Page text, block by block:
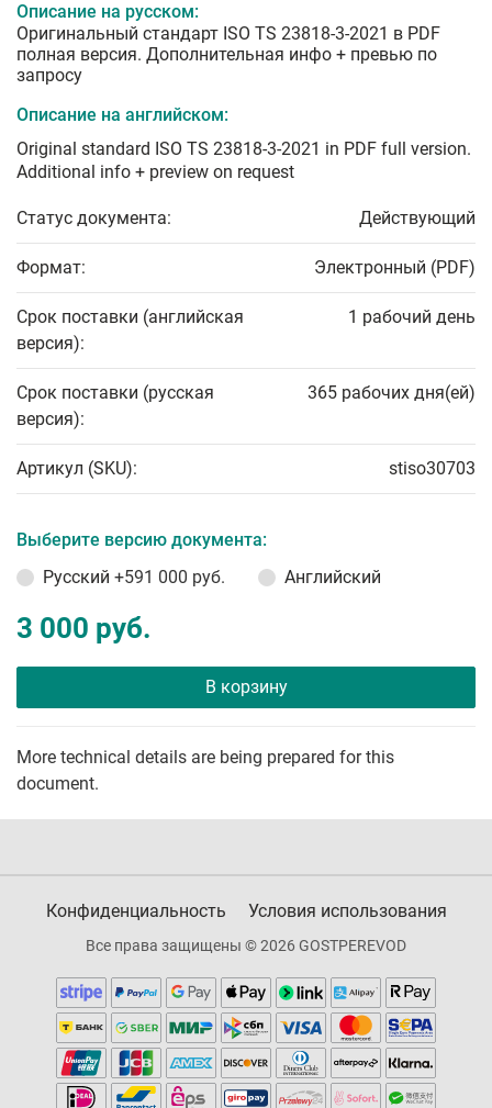
Описание на русском:
Оригинальный стандарт ISO TS 23818-3-2021 в PDF
полная версия. Дополнительная инфо + превью по
запросу
Описание на английском:
Original standard ISO TS 23818-3-2021 in PDF full version.
Additional info + preview on request
Статус документа: Действующий
Формат: Электронный (PDF)
Срок поставки (английская
версия):
1 рабочий день
Срок поставки (русская
версия):
365 рабочих дня(ей)
Артикул (SKU): stiso30703
Выберите версию документа:
Русский +591 000 руб. Английский
3 000 руб.
В корзину
More technical details are being prepared for this
document.
Конфиденциальность Условия использования
Все права защищены © 2026 GOSTPEREVOD